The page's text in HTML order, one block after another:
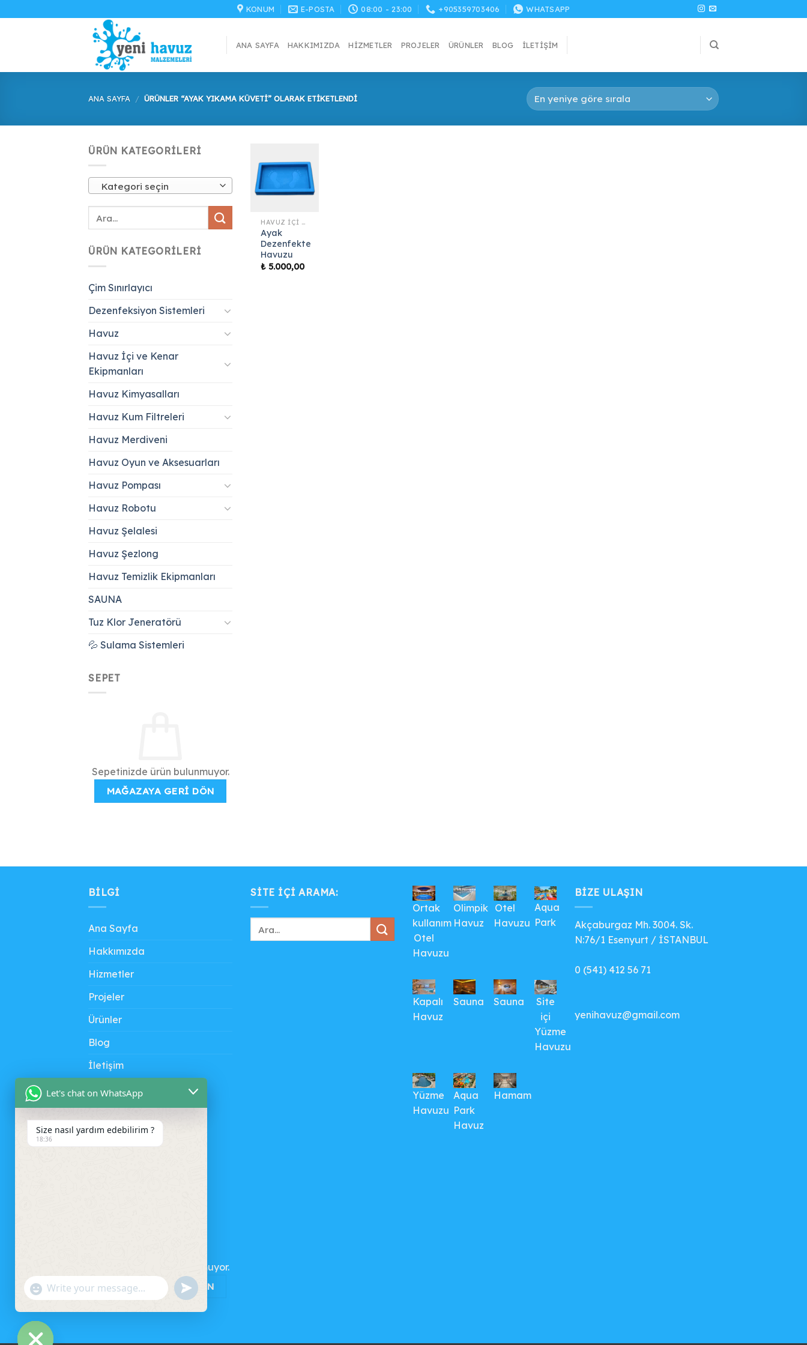
atla
KONUM E-POSTA 08:00 - 23:00 +905359703406 WHATSAPP
ANA SAYFA HAKKIMIZDA HIZMETLER PROJELER ÜRÜNLER BLOG İLETIŞIM
ANA SAYFA / ÜRÜNLER “AYAK YIKAMA KÜVETI” OLARAK ETIKETLENDI
ÜRÜN KATEGORILERI
Kategori seçin
ÜRÜN KATEGORILERI
Çim Sınırlayıcı
Dezenfeksiyon Sistemleri
Havuz
Havuz İçi ve Kenar
Ekipmanları
Havuz Kimyasalları
Havuz Kum Filtreleri
Havuz Merdiveni
Havuz Oyun ve Aksesuarları
Havuz Pompası
Havuz Robotu
Havuz Şelalesi
Havuz Şezlong
Havuz Temizlik Ekipmanları
SAUNA
Tuz Klor Jeneratörü
💦 Sulama Sistemleri
SEPET
Sepetinizde ürün bulunmuyor.
MAĞAZAYA GERI DÖN
HAVUZ İÇI VE KENAR EKIPMANLARI
Ayak
Dezenfekte
Havuzu
₺ 5.000,00
BILGI
Ana Sayfa
Hakkımızda
Hizmetler
Projeler
Ürünler
Blog
İletişim
SITE IÇI ARAMA:
Ortak
kullanım
Otel
Havuzu
Olimpik
Havuz
Otel
Havuzu
Aqua
Park
Kapalı
Havuz
Sauna Sauna
Site
içi
Yüzme
Havuzu
Yüzme
Havuzu
Aqua
Park
Havuz
Hamam
BIZE ULAŞIN
Akçaburgaz Mh. 3004. Sk.
N:76/1 Esenyurt / İSTANBUL
0 (541) 412 56 71
yenihavuz@gmail.com
Sepetinizde ürün bulunmuyor.
MAĞAZAYA GERI DÖN
Let's chat on WhatsApp
Size nasıl yardım edebilirim ?
18:36
"+CHATY_SETTINGS.LANG.EMOJI_PICKER+"
WhatsApp
UNDEFINED